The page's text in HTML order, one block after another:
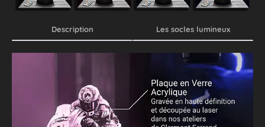
Description Les socles lumineux